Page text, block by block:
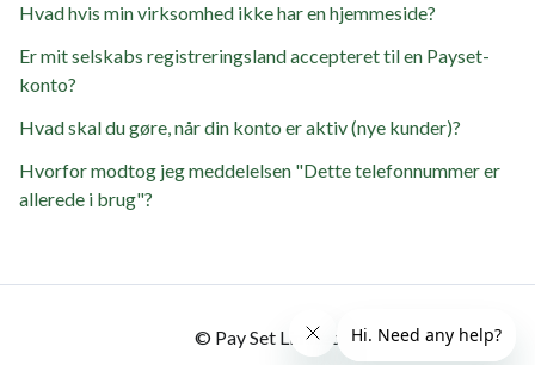
Hvad hvis min virksomhed ikke har en hjemmeside?
Er mit selskabs registreringsland accepteret til en Payset-
konto?
Hvad skal du gøre, når din konto er aktiv (nye kunder)?
Hvorfor modtog jeg meddelelsen "Dette telefonnummer er
allerede i brug"?
© Pay Set Limited